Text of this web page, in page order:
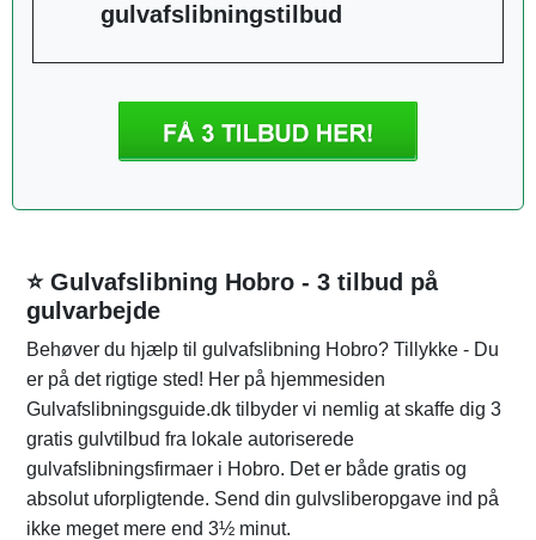
gulvafslibningstilbud
⭐ Gulvafslibning Hobro - 3 tilbud på
gulvarbejde
Behøver du hjælp til gulvafslibning Hobro? Tillykke - Du
er på det rigtige sted! Her på hjemmesiden
Gulvafslibningsguide.dk tilbyder vi nemlig at skaffe dig 3
gratis gulvtilbud fra lokale autoriserede
gulvafslibningsfirmaer i Hobro. Det er både gratis og
absolut uforpligtende. Send din gulvsliberopgave ind på
ikke meget mere end 3½ minut.